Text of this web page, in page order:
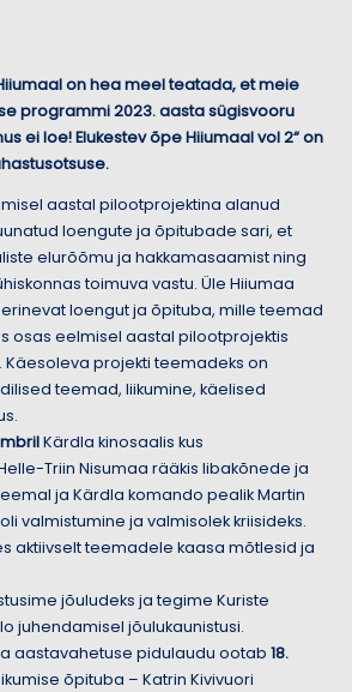
on hea meel teatada, et meie
programmi 2023. aasta sügisvooru
ei loe! Elukestev õpe Hiiumaal vol 2“ on
aastal pilootprojektina alanud
loengute ja õpitubade sari, et
elurõõmu ja hakkamasaamist ning
toimuva vastu. Üle Hiiumaa
loengut ja õpituba, mille teemad
osas eelmisel aastal pilootprojektis
projekti teemadeks on
teemad, liikumine, käelised
Kärdla kinosaalis kus
Triin Nisumaa rääkis libakõnede ja
ja Kärdla komando pealik Martin
valmistumine ja valmisolek kriisideks.
aktiivselt teemadele kaasa mõtlesid ja
jõuludeks ja tegime Kuriste
juhendamisel jõulukaunistusi.
aastavahetuse pidulaudu ootab 18.
õpituba – Katrin Kivivuori